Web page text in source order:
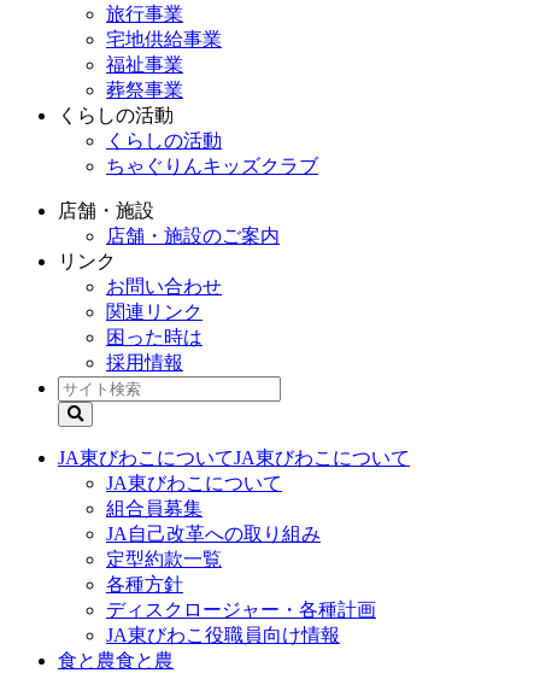
旅行事業
宅地供給事業
福祉事業
葬祭事業
くらしの活動
くらしの活動
ちゃぐりんキッズクラブ
店舗・施設
店舗・施設のご案内
リンク
お問い合わせ
関連リンク
困った時は
採用情報
JA東びわこについてJA東びわこについて
JA東びわこについて
組合員募集
JA自己改革への取り組み
定型約款一覧
各種方針
ディスクロージャー・各種計画
JA東びわこ役職員向け情報
食と農食と農